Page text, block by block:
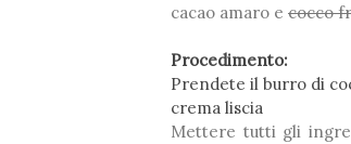
cacao amaro e cocco
Procedimento:
Prendete il burro di
crema liscia
Mettere tutti gli